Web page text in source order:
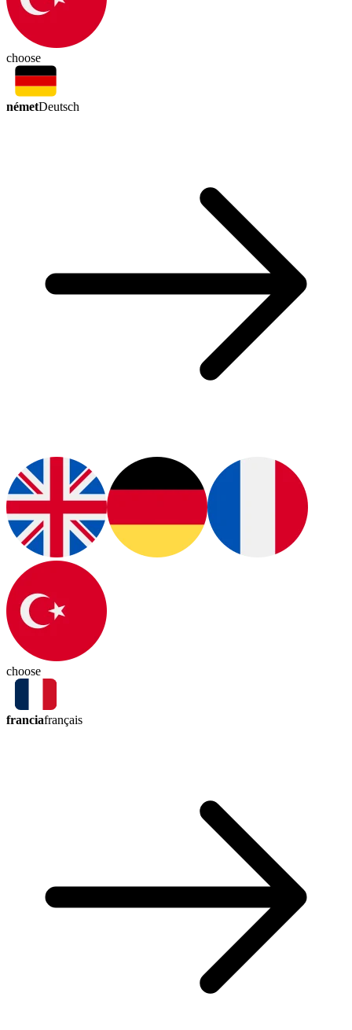
choose
németDeutsch
choose
franciafrançais